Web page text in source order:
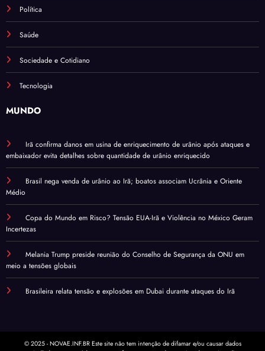
Política
Saúde
Sociedade e Cotidiano
Tecnologia
MUNDO
Irã confirma danos em usina de enriquecimento de urânio após ataques e
embaixador evita detalhes sobre quantidade de urânio enriquecido
Brasil nega venda de urânio ao Irã; boatos associam Ucrânia e Oriente
Médio
Copa do Mundo em Risco? Tensão EUA-Irã e Violência no México Geram
Incertezas
Melania Trump preside reunião do Conselho de Segurança da ONU em
meio a tensões globais
Brasileira relata tensão e explosões em Dubai durante ataques do Irã
© 2025 - NOVAE.INF.BR Este site não tem intenção de difamar e/ou causar dados